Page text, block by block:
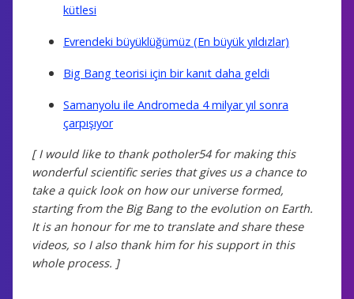
kütlesi
Evrendeki büyüklüğümüz (En büyük yıldızlar)
Big Bang teorisi için bir kanıt daha geldi
Samanyolu ile Andromeda 4 milyar yıl sonra
çarpışıyor
[ I would like to thank potholer54 for making this
wonderful scientific series that gives us a chance to
take a quick look on how our universe formed,
starting from the Big Bang to the evolution on Earth.
It is an honour for me to translate and share these
videos, so I also thank him for his support in this
whole process. ]